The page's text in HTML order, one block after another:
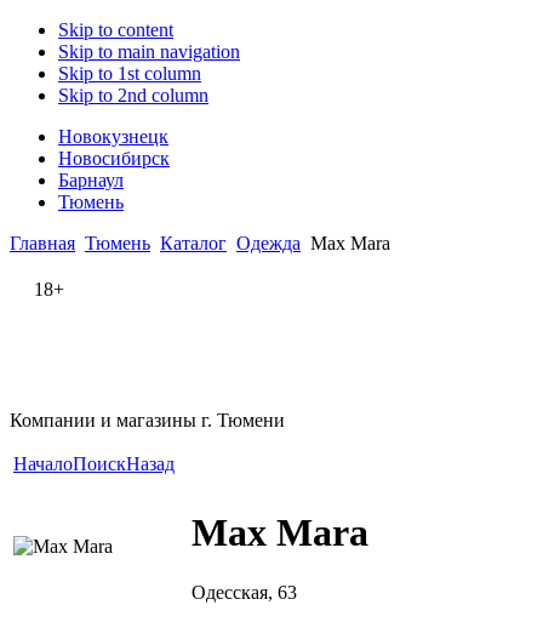
Skip to content
Skip to main navigation
Skip to 1st column
Skip to 2nd column
Новокузнецк
Новосибирск
Барнаул
Тюмень
Главная Тюмень Каталог Одежда Max Mara
18+
Компании и магазины г. Тюмени
НачалоПоискНазад
Max Mara
Одесская, 63